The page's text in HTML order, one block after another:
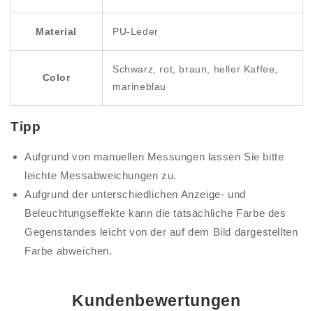
Material PU-Leder
Color
Schwarz, rot, braun, heller Kaffee,
marineblau
Tipp
Aufgrund von manuellen Messungen lassen Sie bitte
leichte Messabweichungen zu.
Aufgrund der unterschiedlichen Anzeige- und
Beleuchtungseffekte kann die tatsächliche Farbe des
Gegenstandes leicht von der auf dem Bild dargestellten
Farbe abweichen.
Kundenbewertungen